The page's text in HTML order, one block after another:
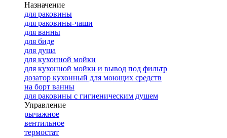
Назначение
для раковины
для раковины-чаши
для ванны
для биде
для душа
для кухонной мойки
для кухонной мойки и вывод под фильтр
дозатор кухонный для моющих средств
на борт ванны
для раковины с гигиеническим душем
Управление
рычажное
вентильное
термостат